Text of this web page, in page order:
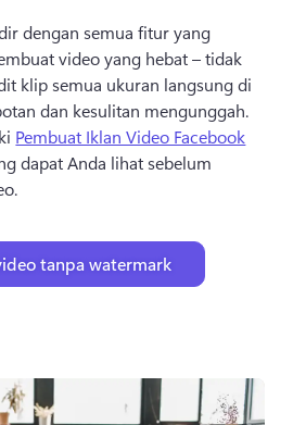
dengan semua fitur yang
video yang hebat – tidak
klip semua ukuran langsung di
dan kesulitan mengunggah.
Pembuat Iklan Video Facebook
dapat Anda lihat sebelum
tanpa watermark